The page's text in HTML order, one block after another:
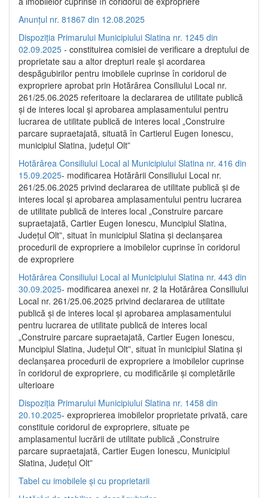
Anunțul nr. 81867 din 12.08.2025
Dispoziția Primarului Municipiului Slatina nr. 1245 din
02.09.2025 - constituirea comisiei de verificare a dreptului de
proprietate sau a altor drepturi reale și acordarea
despăgubirilor pentru imobilele cuprinse în coridorul de
expropriere aprobat prin Hotărârea Consiliului Local nr.
261/25.06.2025 referitoare la declararea de utilitate publică
și de interes local și aprobarea amplasamentului pentru
lucrarea de utilitate publică de interes local „Construire
parcare supraetajată, situată în Cartierul Eugen Ionescu,
municipiul Slatina, județul Olt”
Hotărârea Consiliului Local al Municipiului Slatina nr. 416 din
15.09.2025- modificarea Hotărârii Consiliului Local nr.
261/25.06.2025 privind declararea de utilitate publică și de
interes local și aprobarea amplasamentului pentru lucrarea
de utilitate publică de interes local „Construire parcare
supraetajată, Cartier Eugen Ionescu, Muncipiul Slatina,
Județul Olt”, situat în municipiul Slatina și declanșarea
procedurii de expropriere a imobilelor cuprinse în coridorul
de expropriere
Hotărârea Consiliului Local al Municipiului Slatina nr. 443 din
30.09.2025- modificarea anexei nr. 2 la Hotărârea Consiliului
Local nr. 261/25.06.2025 privind declararea de utilitate
publică şi de interes local şi aprobarea amplasamentului
pentru lucrarea de utilitate publică de interes local
„Construire parcare supraetajată, Cartier Eugen Ionescu,
Muncipiul Slatina, Judeţul Olt”, situat în municipiul Slatina şi
declanşarea procedurii de expropriere a imobilelor cuprinse
în coridorul de expropriere, cu modificările şi completările
ulterioare
Dispoziția Primarului Municipiului Slatina nr. 1458 din
20.10.2025- exproprierea imobilelor proprietate privată, care
constituie coridorul de expropriere, situate pe
amplasamentul lucrării de utilitate publică „Construire
parcare supraetajată, Cartier Eugen Ionescu, Municipiul
Slatina, Județul Olt”
Tabel cu imobilele și cu proprietarii